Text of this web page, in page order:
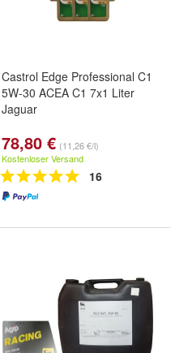
Castrol Edge Professional C1
5W-30 ACEA C1 7x1 Liter
Jaguar
78,80 € (11,26 €/l)
Kostenloser Versand
16